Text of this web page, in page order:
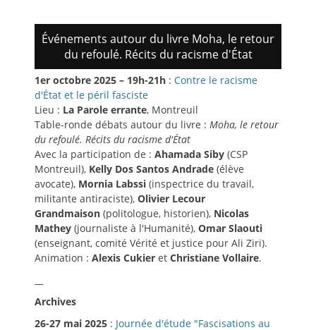
Événements autour du livre Moha, le retour
du refoulé. Récits du racisme d'État
1er octobre 2025 – 19h-21h : Contre le racisme
d'État et le péril fasciste
Lieu : La Parole errante, Montreuil
Table-ronde débats autour du livre : Moha, le retour
du refoulé. Récits du racisme d'État
Avec la participation de : Ahamada Siby (CSP
Montreuil), Kelly Dos Santos Andrade (élève
avocate), Mornia Labssi (inspectrice du travail,
militante antiraciste), Olivier Lecour
Grandmaison (politologue, historien), Nicolas
Mathey (journaliste à l'Humanité), Omar Slaouti
(enseignant, comité Vérité et justice pour Ali Ziri).
Animation : Alexis Cukier et Christiane Vollaire.
Archives
26-27 mai 2025 : Journée d'étude "Fascisations au